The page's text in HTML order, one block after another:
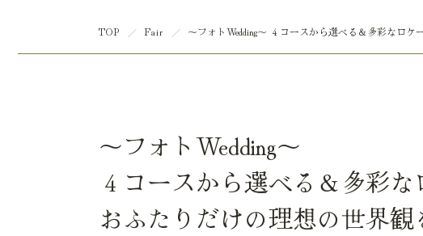
TOP Fair ～フォトWedding～ ４コースから選べる＆多彩なロ
～フォトWedding～
４コースから選べる＆多彩
おふたりだけの理想の世界観